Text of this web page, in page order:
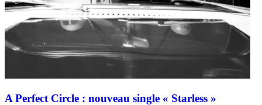
A Perfect Circle : nouveau single « Starless »